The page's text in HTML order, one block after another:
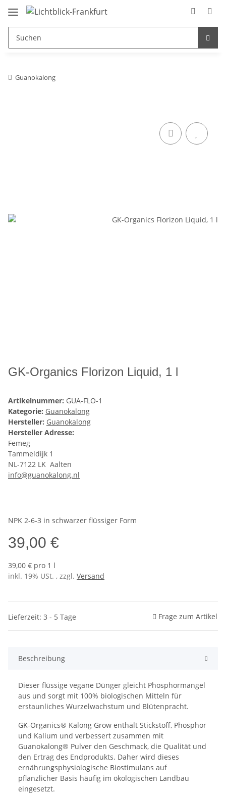
Guanokalong
GK-Organics Florizon Liquid, 1 l
Artikelnummer: GUA-FLO-1
Kategorie: Guanokalong
Hersteller: Guanokalong
Hersteller Adresse:
Femeg
Tammeldijk 1
NL-7122 LK Aalten
info@guanokalong.nl
NPK 2-6-3 in schwarzer flüssiger Form
39,00 €
39,00 € pro 1 l
inkl. 19% USt. , zzgl. Versand
Lieferzeit: 3 - 5 Tage Frage zum Artikel
Beschreibung
Dieser flüssige vegane Dünger gleicht Phosphormangel
aus und sorgt mit 100% biologischen Mitteln für
erstaunliches Wurzelwachstum und Blütenpracht.
GK-Organics® Kalong Grow enthält Stickstoff, Phosphor
und Kalium und verbessert zusammen mit
Guanokalong® Pulver den Geschmack, die Qualität und
den Ertrag des Endprodukts. Daher wird dieses
ernährungsphysiologische Biostimulans auf
pflanzlicher Basis häufig im ökologischen Landbau
eingesetzt.